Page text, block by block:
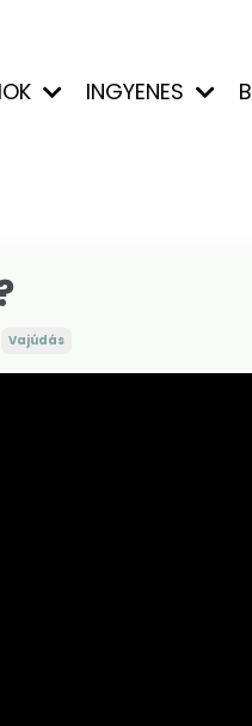
INGYENES
Vajúdás